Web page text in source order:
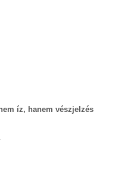
íz, hanem vészjelzés